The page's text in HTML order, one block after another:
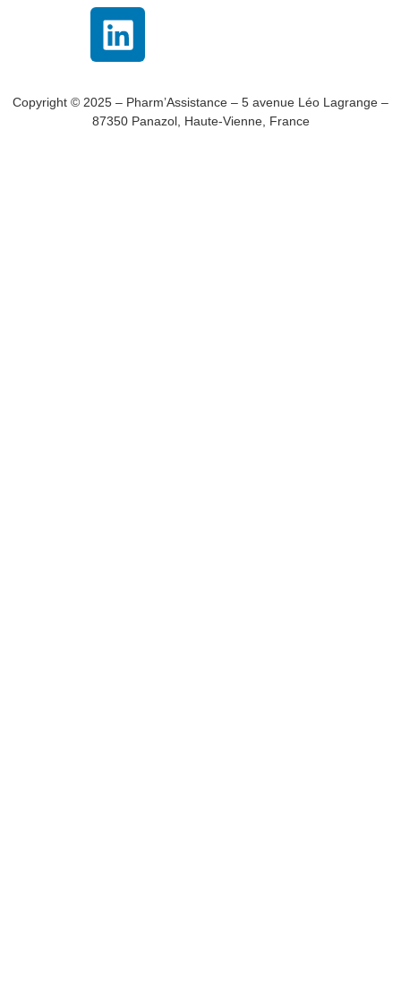
Copyright © 2025 – Pharm’Assistance – 5 avenue Léo Lagrange –
87350 Panazol, Haute-Vienne, France